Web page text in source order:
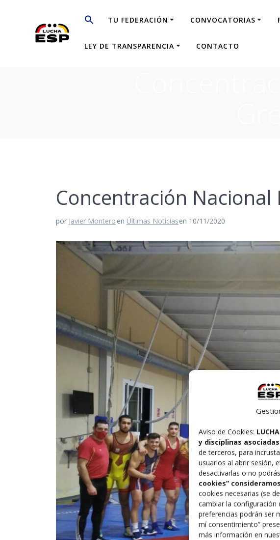
Aviso de Cookies:
y disciplinas
de terceros, para
usuarios al abrir sesión,
desactivarlas o no
cookies”
cookies necesarias (se
cambiar la configuración
preferencias podrán ser
mí consentimiento”
más información en
contenido
TU FEDERACIÓN CONVOCATORIAS
LEY DE TRANSPARENCIA CONTACTO
Concentración
por Javier Montero en Últimas Noticiasen 10/11/2020